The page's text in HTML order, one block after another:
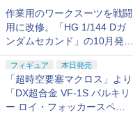
作業用のワークスーツを戦闘
用に改修。「HG 1/144 Dガ
ンダムセカンド」の10月発送
分が予約受付中【ガンダムベ
ース撮り下ろし】
フィギュア 本日発売
「超時空要塞マクロス」より
「DX超合金 VF-1S バルキリ
ー ロイ・フォッカースペシ